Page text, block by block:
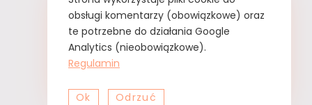
prawdopodobnie nie znałaś. Fakty
o lnie, których nie znałaś Lnu nie
trzeba prasować. Wystarczy tzw.
Czytaj dalej
obsługi komentarzy (obowiązkowe) oraz
te potrzebne do działania Google
Analytics (nieobowiązkowe).
Regulamin
Ok Odrzuć